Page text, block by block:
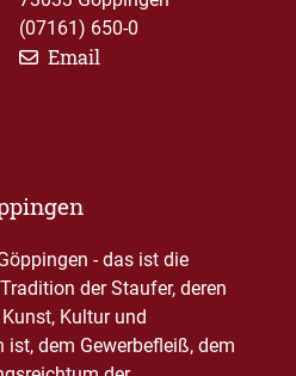
(07161) 650-0
Email
- das ist die
der Staufer, deren
Kultur und
dem Gewerbefleiß, dem